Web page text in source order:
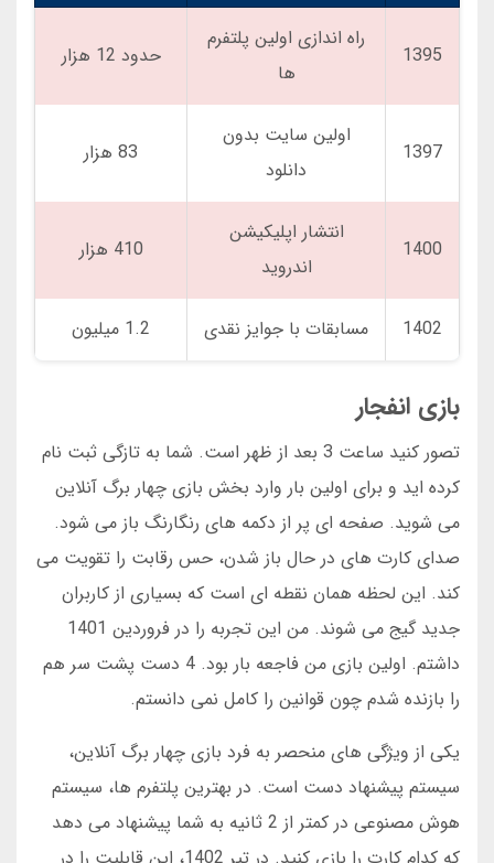
1395
راه اندازی اولین پلتفرم
ها
حدود 12 هزار
1397
اولین سایت بدون
دانلود
83 هزار
1400
انتشار اپلیکیشن
اندروید
410 هزار
1402 مسابقات با جوایز نقدی 1.2 میلیون
بازی انفجار
تصور کنید ساعت 3 بعد از ظهر است. شما به تازگی ثبت نام
کرده اید و برای اولین بار وارد بخش بازی چهار برگ آنلاین
می شوید. صفحه ای پر از دکمه های رنگارنگ باز می شود.
صدای کارت های در حال باز شدن، حس رقابت را تقویت می
کند. این لحظه همان نقطه ای است که بسیاری از کاربران
جدید گیج می شوند. من این تجربه را در فروردین 1401
داشتم. اولین بازی من فاجعه بار بود. 4 دست پشت سر هم
را بازنده شدم چون قوانین را کامل نمی دانستم.
یکی از ویژگی های منحصر به فرد بازی چهار برگ آنلاین،
سیستم پیشنهاد دست است. در بهترین پلتفرم ها، سیستم
هوش مصنوعی در کمتر از 2 ثانیه به شما پیشنهاد می دهد